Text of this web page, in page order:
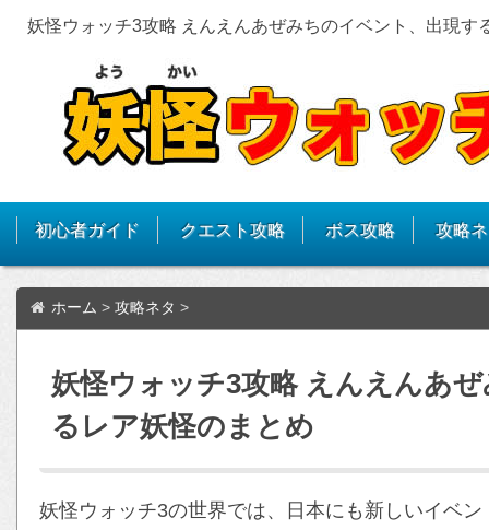
妖怪ウォッチ3攻略 えんえんあぜみちのイベント、出現す
初心者ガイド クエスト攻略 ボス攻略 攻略
ホーム > 攻略ネタ >
妖怪ウォッチ3攻略 えんえんあ
るレア妖怪のまとめ
妖怪ウォッチ3の世界では、日本にも新しいイベ